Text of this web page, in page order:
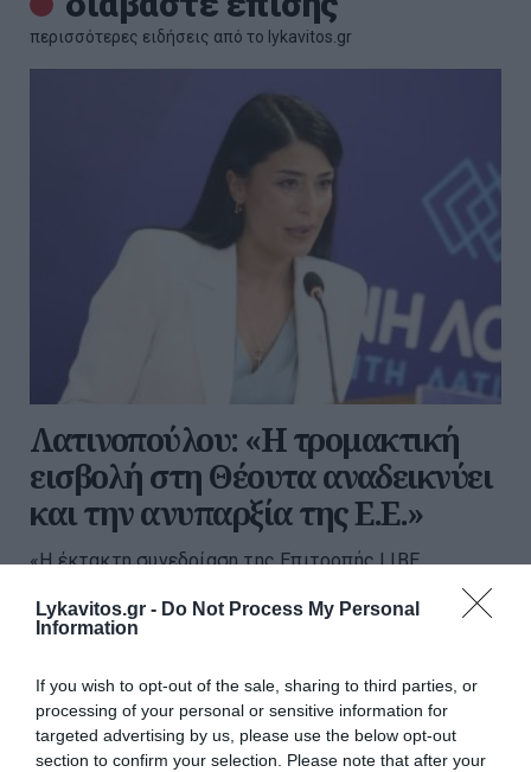
Lykavitos.gr - Do Not Process My Personal
Information
If you wish to opt-out of the sale, sharing to third parties, or
processing of your personal or sensitive information for
targeted advertising by us, please use the below opt-out
section to confirm your selection. Please note that after your
περισσότερες ειδήσεις από το lykavitos.gr
Λατινοπούλου: «Η τρομακτική
εισβολή στη Θέουτα αναδεικνύει
και την ανυπαρξία της Ε.Ε.»
«Η έκτακτη συνεδρίαση της Επιτροπής LIBE
(Επιτροπή Πολιτικών Ελευθεριών, Δικαιοσύνης και
Εσωτερικών Υποθέσεων) του Ευρωπαϊκού
Κοινοβουλίου, στην οποία η ευρωβουλευτής και
23:34 | 07 Αυγούστου 2026 Πολιτική